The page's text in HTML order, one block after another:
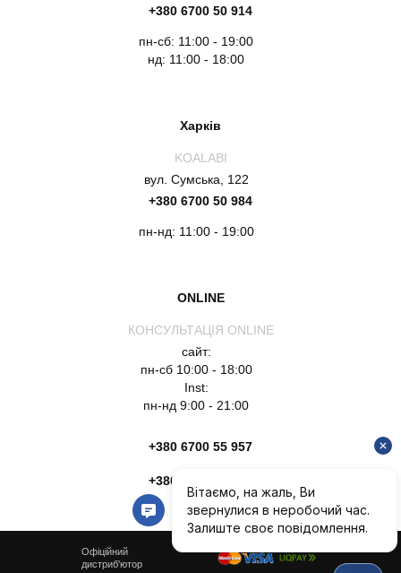
+380 6700 50 914
пн-сб: 11:00 - 19:00
нд: 11:00 - 18:00
Харків
KOALABI
вул. Сумська, 122
+380 6700 50 984
пн-нд: 11:00 - 19:00
ONLINE
КОНСУЛЬТАЦІЯ ONLINE
сайт:
пн-сб 10:00 - 18:00
Inst:
пн-нд 9:00 - 21:00
+380 6700 55 957
+380 6754 51 135
Офіційний
дистриб'ютор